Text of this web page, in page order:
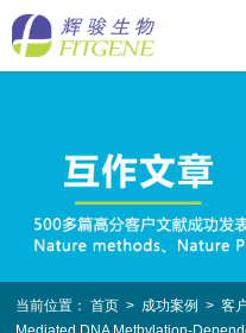
当前位置： 首页 > 成功案例 > 客